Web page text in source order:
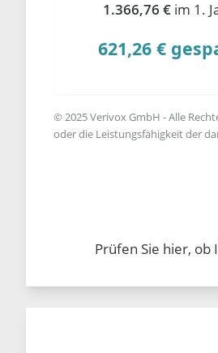
1.366,76 € im 1.
621,26 €
© 2025 Verivox GmbH - Alle
oder die Leistungsfähigkeit der
Prüfen Sie hier, ob